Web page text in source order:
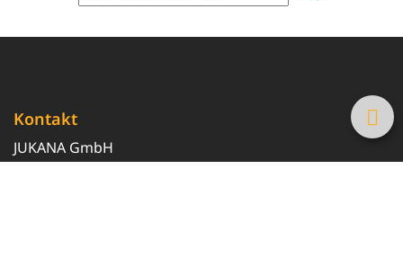
Kontakt
JUKANA GmbH